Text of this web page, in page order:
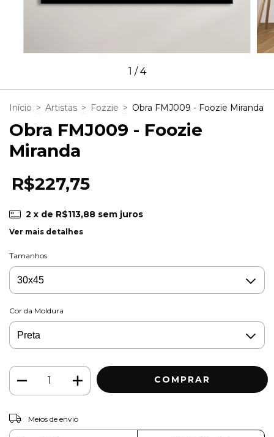
1 /4
Início > Artistas > Fozzie > Obra FMJ009 - Foozie Miranda
Obra FMJ009 - Foozie
Miranda
R$227,75
2 x de R$113,88 sem juros
Ver mais detalhes
Tamanhos
Cor da Moldura
Entregas para o CEP:
Meios de envio